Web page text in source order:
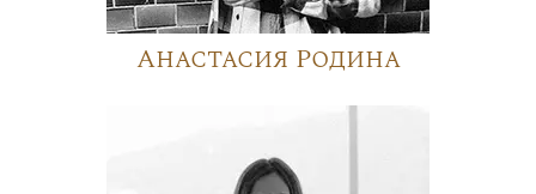
Анастасия Родина